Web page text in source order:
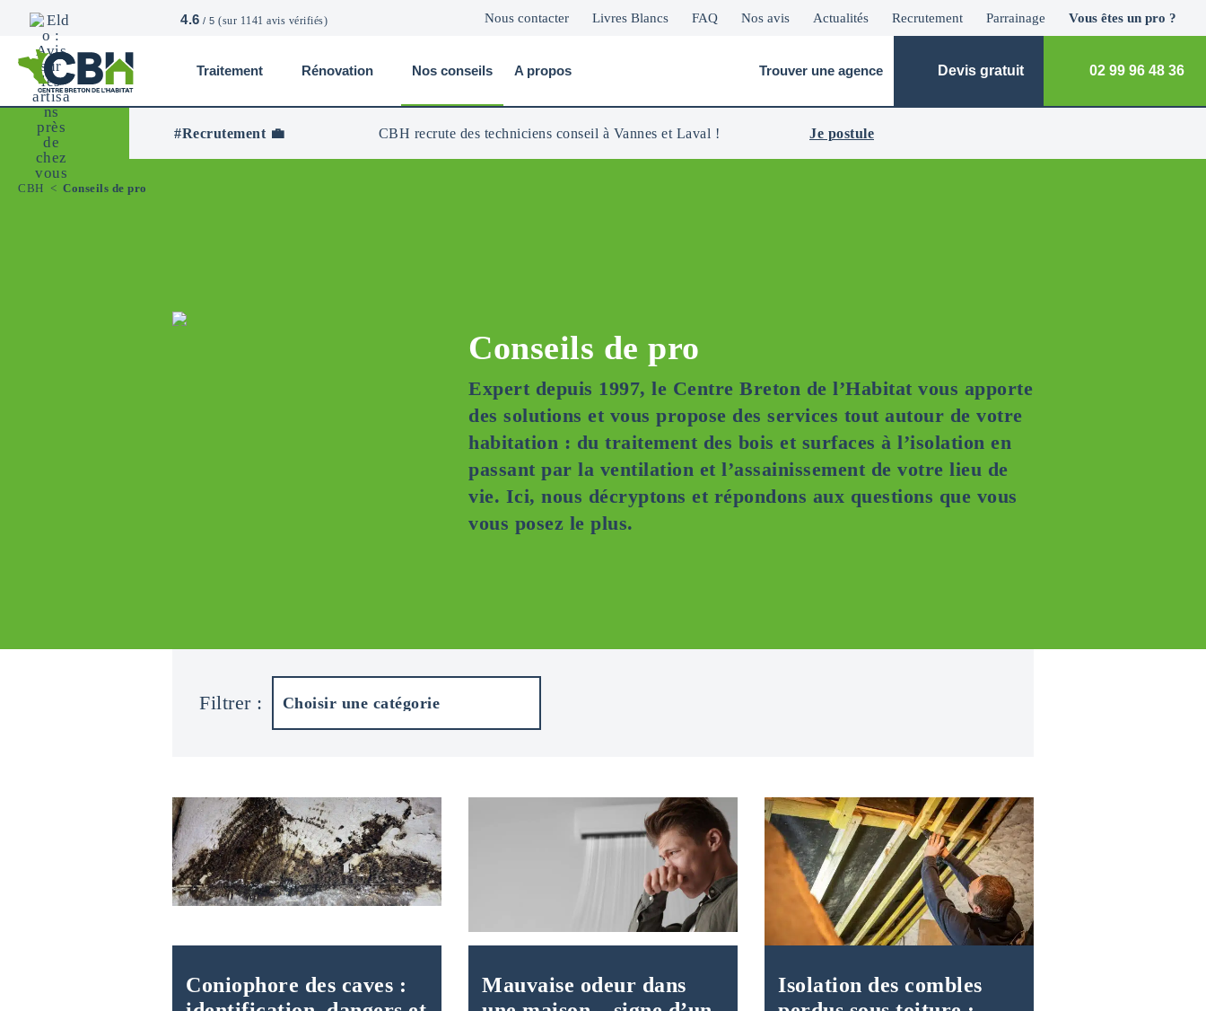
4.6 / 5 (sur 1141 avis vérifiés) Nous contacter Livres Blancs FAQ Nos avis Actualités Recrutement Parrainage Vous êtes un pro ?
CBH
Centre
Breton
L’Habitat
Traitement Rénovation Nos conseils A propos Trouver une agence Devis gratuit 02 99 96 48 36
#Recrutement 💼 CBH recrute des techniciens conseil à Vannes et Laval ! Je postule
CBH < Conseils de pro
Conseils de pro
Expert depuis 1997, le Centre Breton de l’Habitat vous apporte
des solutions et vous propose des services tout autour de votre
habitation : du traitement des bois et surfaces à l’isolation en
passant par la ventilation et l’assainissement de votre lieu de
vie. Ici, nous décryptons et répondons aux questions que vous
vous posez le plus.
Filtrer :
Coniophore des caves :
Mauvaise odeur dans
Isolation des combles